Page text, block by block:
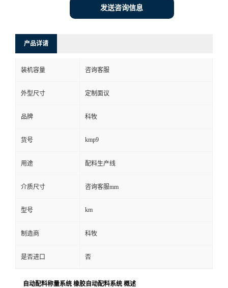
发送咨询信息
产品详请
装机容量 咨询客服
外型尺寸 定制面议
品牌 科牧
货号 kmp9
用途 配料生产线
介质尺寸 咨询客服mm
型号 km
制造商 科牧
是否进口 否
自动配料称量系统 橡胶自动配料系统 概述